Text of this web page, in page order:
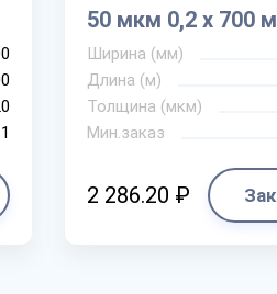
1
50 мкм 0,2 х 700 м
Ширина (мм)
Длина (м)
Толщина (мкм)
Мин.заказ
2 286.20 ₽